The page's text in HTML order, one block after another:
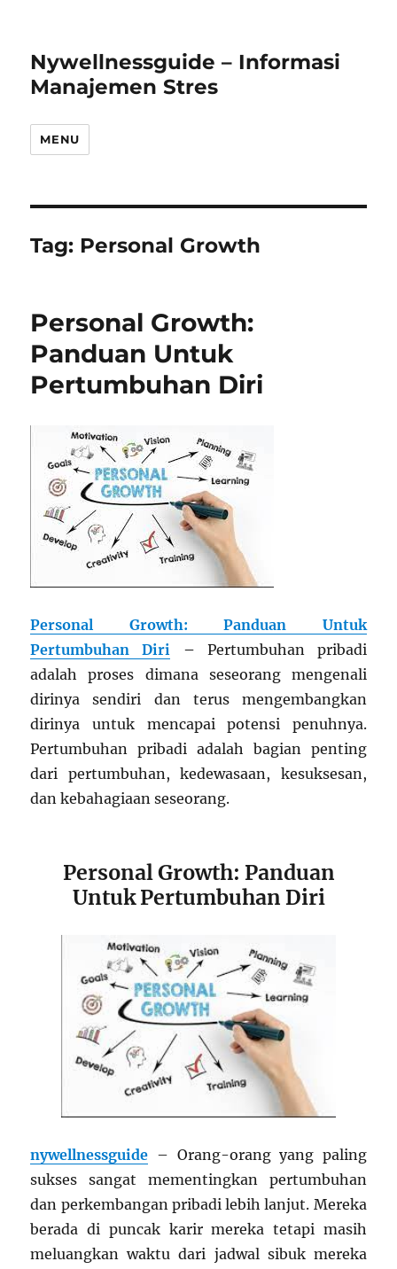
Nywellnessguide – Informasi
Manajemen Stres
MENU
Tag: Personal Growth
Personal Growth:
Panduan Untuk
Pertumbuhan Diri
Personal Growth: Panduan Untuk
Pertumbuhan Diri
– Pertumbuhan pribadi
adalah proses dimana seseorang mengenali
dirinya sendiri dan terus mengembangkan
dirinya untuk mencapai potensi penuhnya.
Pertumbuhan pribadi adalah bagian penting
dari pertumbuhan, kedewasaan, kesuksesan,
dan kebahagiaan seseorang.
Personal Growth: Panduan
Untuk Pertumbuhan Diri
nywellnessguide – Orang-orang yang paling
sukses sangat mementingkan pertumbuhan
dan perkembangan pribadi lebih lanjut. Mereka
berada di puncak karir mereka tetapi masih
meluangkan waktu dari jadwal sibuk mereka